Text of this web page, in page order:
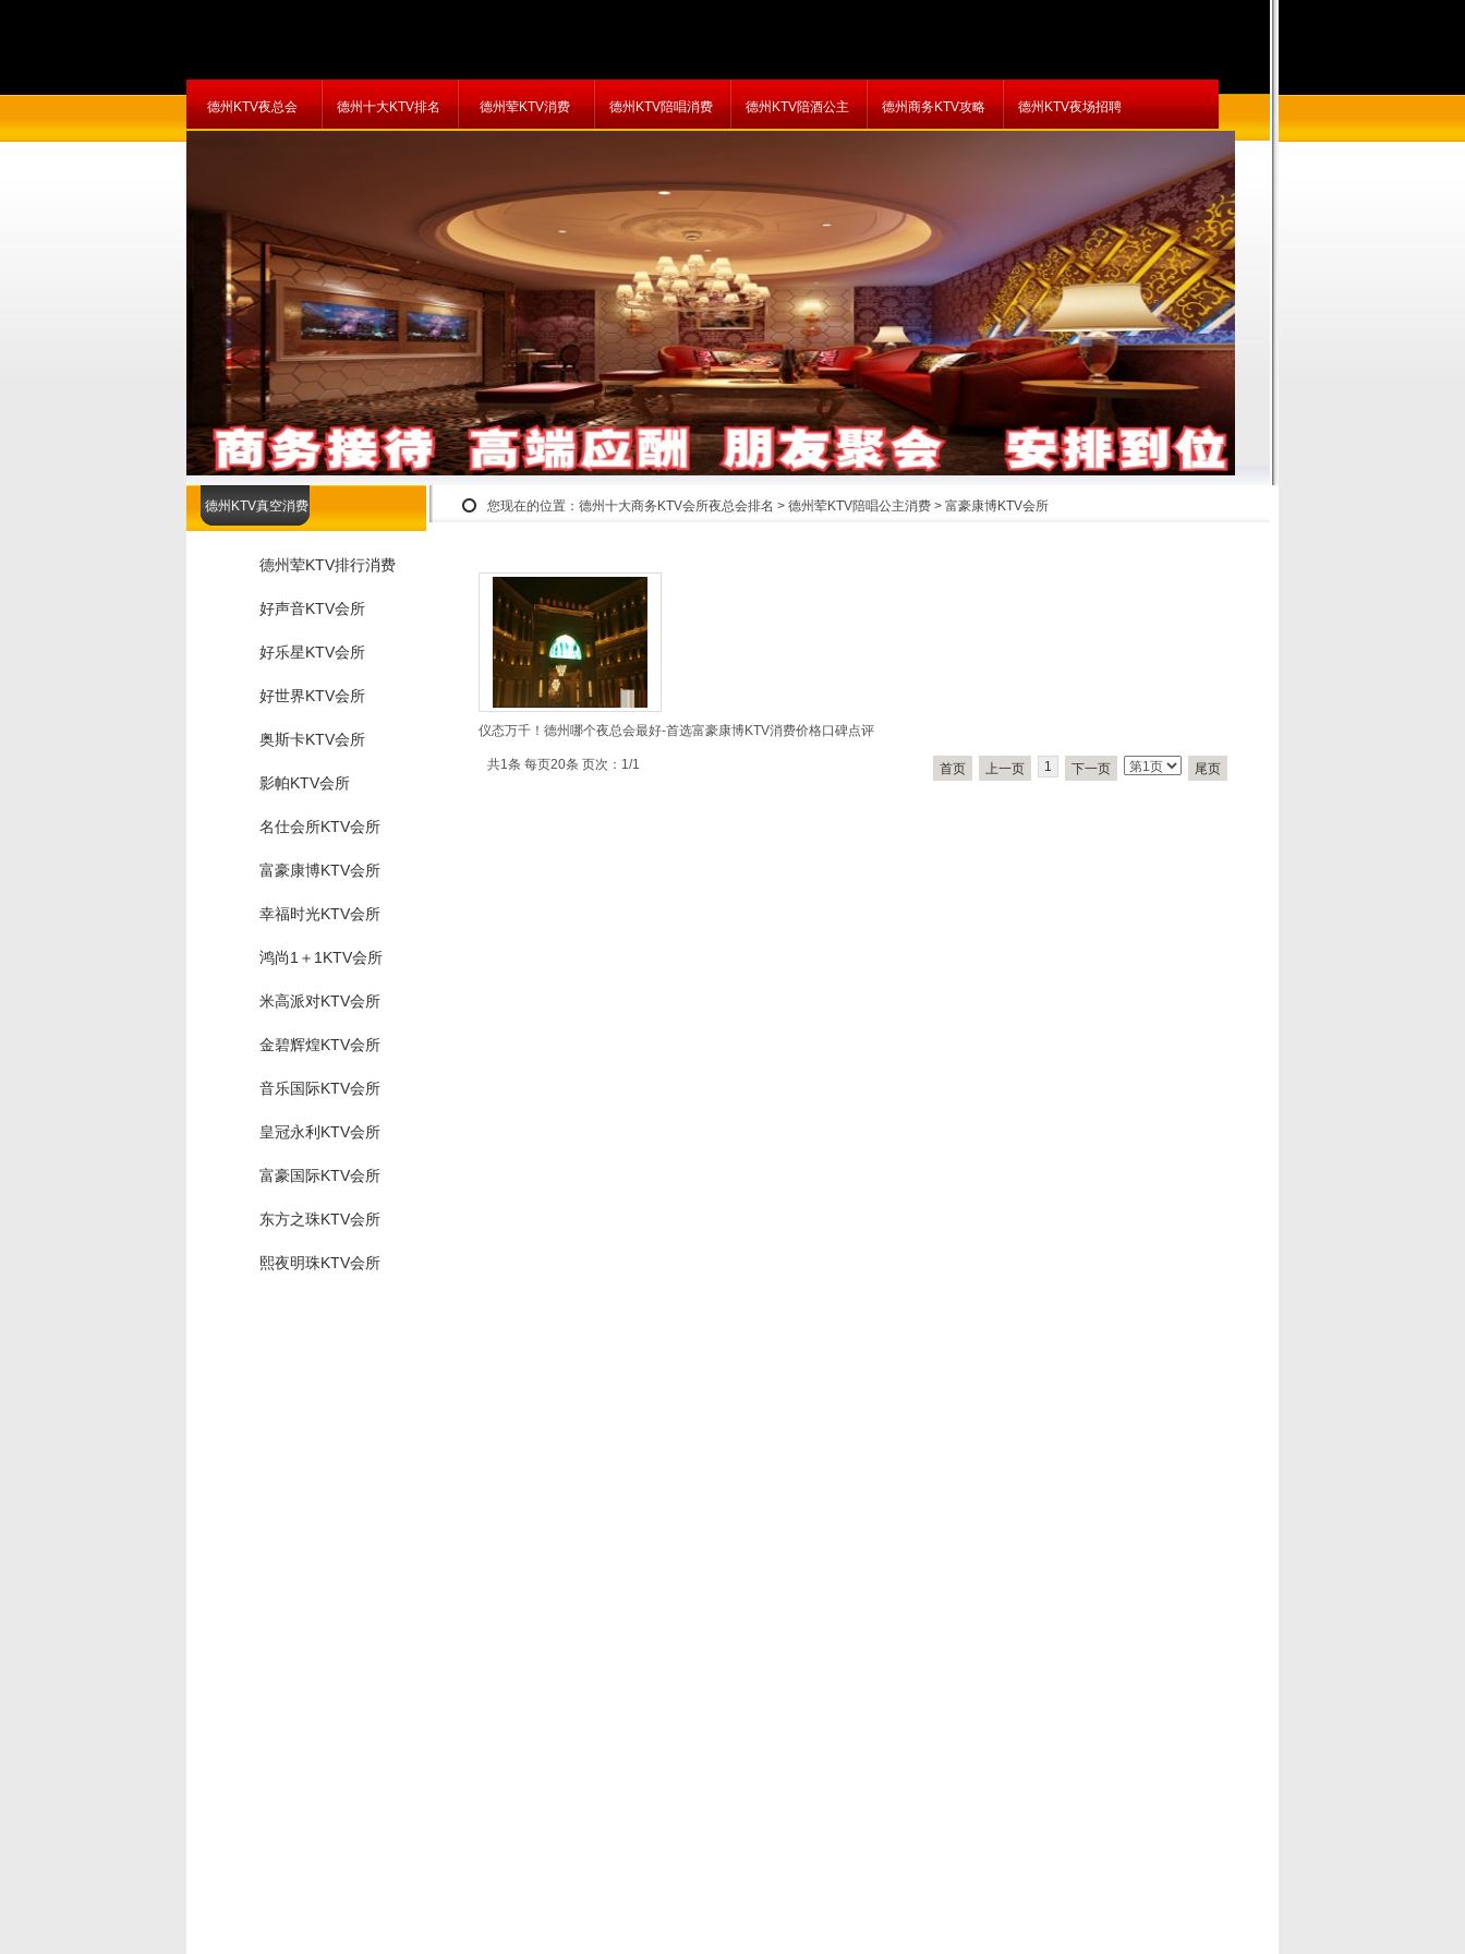
德州KTV夜总会 德州十大KTV排名 德州荤KTV消费 德州KTV陪唱消费 德州KTV陪酒公主 德州商务KTV攻略 德州KTV夜场招聘
您现在的位置： 德州十大商务KTV会所夜总会排名 > 德州荤KTV陪唱公主消费 > 富豪康博KTV会所
德州KTV真空消费
德州荤KTV排行消费
好声音KTV会所
好乐星KTV会所
好世界KTV会所
奥斯卡KTV会所
影帕KTV会所
名仕会所KTV会所
富豪康博KTV会所
幸福时光KTV会所
鸿尚1＋1KTV会所
米高派对KTV会所
金碧辉煌KTV会所
音乐国际KTV会所
皇冠永利KTV会所
富豪国际KTV会所
东方之珠KTV会所
熙夜明珠KTV会所
仪态万千！德州哪个夜总会最好-首选富豪康博KTV消费价格口碑点评
共1条 每页20条 页次：1/1 首页 上一页 1 下一页 尾页